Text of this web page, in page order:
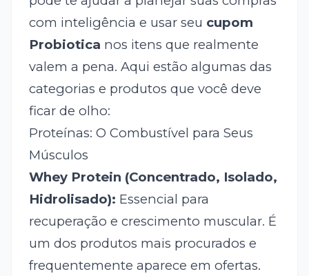
com inteligência e usar seu cupom
Probiotica nos itens que realmente
valem a pena. Aqui estão algumas das
categorias e produtos que você deve
ficar de olho:
Proteínas: O Combustível para Seus
Músculos
Whey Protein (Concentrado, Isolado,
Hidrolisado): Essencial para
recuperação e crescimento muscular. É
um dos produtos mais procurados e
frequentemente aparece em ofertas.